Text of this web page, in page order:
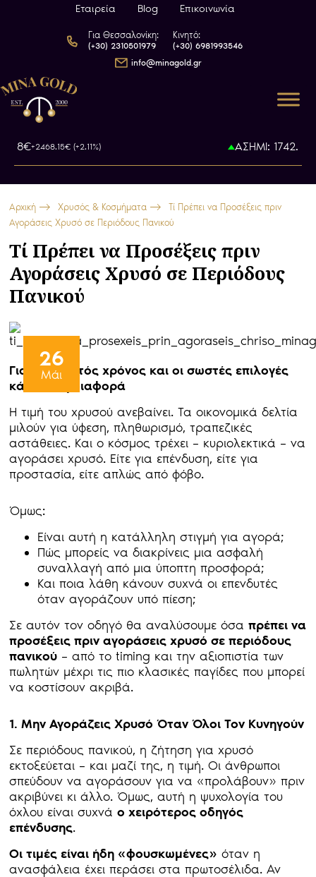
Εταιρεία Blog Επικοινωνία
Για Θεσσαλονίκη:
(+30) 2310501979
Κινητό:
(+30) 6981993546
info@minagold.gr
+2468.15€ (+2.11%) ΑΣΗΜΙ: 1742.7€
Αρχική Χρυσός & Κοσμήματα
Τί Πρέπει να Προσέξεις πριν
Αγοράσεις Χρυσό σε Περιόδους Πανικού
Τί Πρέπει να Προσέξεις πριν
Αγοράσεις Χρυσό σε Περιόδους
Πανικού
26
Μάι
Γιατί ο σωστός χρόνος και οι σωστές επιλογές
κάνουν τη διαφορά
Η τιμή του χρυσού ανεβαίνει. Τα οικονομικά δελτία
μιλούν για ύφεση, πληθωρισμό, τραπεζικές
αστάθειες. Και ο κόσμος τρέχει – κυριολεκτικά – να
αγοράσει χρυσό. Είτε για επένδυση, είτε για
προστασία, είτε απλώς από φόβο.
Όμως:
Είναι αυτή η κατάλληλη στιγμή για αγορά;
Πώς μπορείς να διακρίνεις μια ασφαλή
συναλλαγή από μια ύποπτη προσφορά;
Και ποια λάθη κάνουν συχνά οι επενδυτές
όταν αγοράζουν υπό πίεση;
Σε αυτόν τον οδηγό θα αναλύσουμε όσαπρέπει να
προσέξεις πριν αγοράσεις χρυσό σε περιόδους
πανικού – από το timing και την αξιοπιστία των
πωλητών μέχρι τις πιο κλασικές παγίδες που μπορεί
να κοστίσουν ακριβά.
1. Μην Αγοράζεις Χρυσό Όταν Όλοι Τον Κυνηγούν
Σε περιόδους πανικού, η ζήτηση για χρυσό
εκτοξεύεται – και μαζί της, η τιμή. Οι άνθρωποι
σπεύδουν να αγοράσουν για να «προλάβουν» πριν
ακριβύνει κι άλλο. Όμως, αυτή η ψυχολογία του
όχλου είναι συχνάο χειρότερος οδηγός
επένδυσης.
Οι τιμές είναι ήδη «φουσκωμένες» όταν η
ανασφάλεια έχει περάσει στα πρωτοσέλιδα. Αν